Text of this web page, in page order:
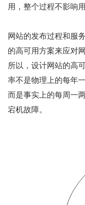
用，整个过程不影响
网站的发布过程和服
的高可用方案来应对
所以，设计网站的高
率不是物理上的每年
而是事实上的每周一
宕机故障。